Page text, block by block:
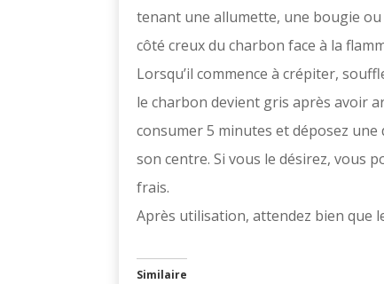
tenant une allumette, une bougie ou
côté creux du charbon face à la
Lorsqu’il commence à crépiter,
le charbon devient gris après avoir
consumer 5 minutes et déposez une
son centre. Si vous le désirez, vous
frais.
Après utilisation, attendez bien que
Similaire